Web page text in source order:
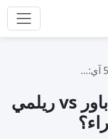
موتورولا موتو جي 24 باور vs ريلمي